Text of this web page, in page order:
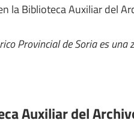
la Biblioteca Auxiliar del
Provincial de Soria es
Auxiliar del